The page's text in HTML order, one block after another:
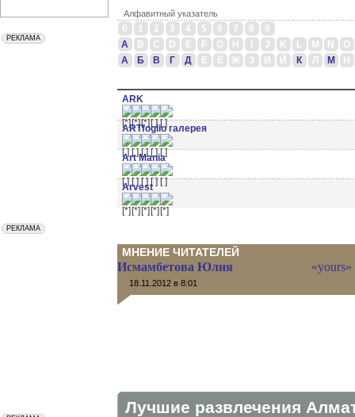
Алфавитный указатель
0 1 2 3 4 5 6 7 8
9
A
B C D E F G H J K L M N
O
А
Б В Г Д Е Ё Ж З И Й К Л М Н
ARK
ARTfoglio галерея
Art Mania
Arvest
МНЕНИЕ ЧИТАТЕЛЕЙ
Исмамбетова Юлия «yours»
18.11.2012 в 8:01
Лучшие развлечения